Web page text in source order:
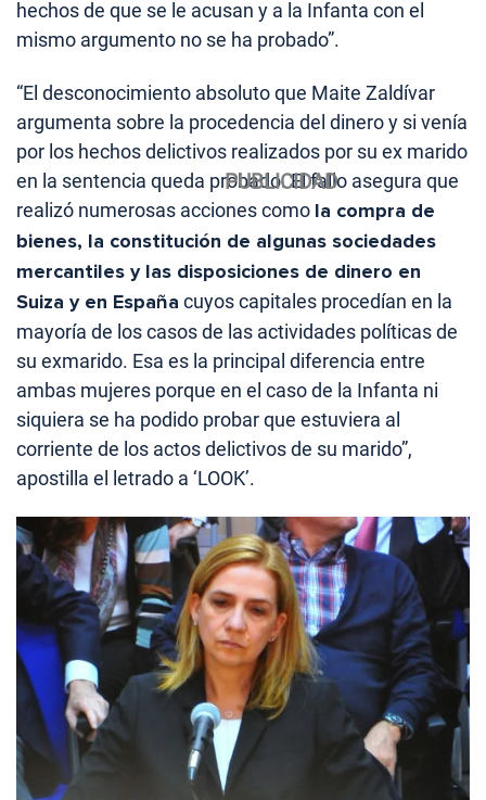
hechos de que se le acusan y a la Infanta con el
mismo argumento no se ha probado”.
“El desconocimiento absoluto que Maite Zaldívar
argumenta sobre la procedencia del dinero y si venía
por los hechos delictivos realizados por su ex marido
en la sentencia queda probado. El fallo asegura que
realizó numerosas acciones como la compra de
bienes, la constitución de algunas sociedades
mercantiles y las disposiciones de dinero en
Suiza y en España cuyos capitales procedían en la
mayoría de los casos de las actividades políticas de
su exmarido. Esa es la principal diferencia entre
ambas mujeres porque en el caso de la Infanta ni
siquiera se ha podido probar que estuviera al
corriente de los actos delictivos de su marido”,
apostilla el letrado a ‘LOOK’.